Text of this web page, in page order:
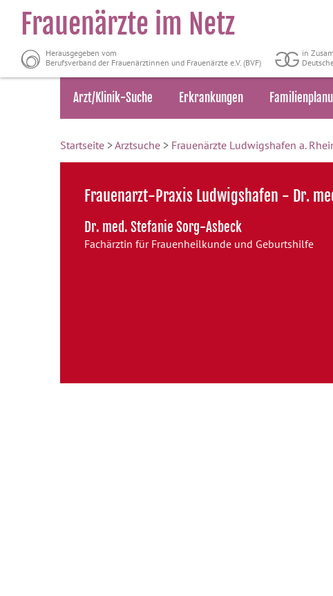
Frauenärzte im Netz
Herausgegeben vom
Berufsverband der Frauenärztinnen und Frauenärzte e.V. (BVF)
in
Arzt/Klinik-Suche Erkrankungen
Startseite >Arztsuche > Frauenärzte Ludwigshafen a.
Frauenarzt-Praxis Ludwigshafen - Dr.
Dr. med. Stefanie Sorg-Asbeck
Fachärztin für Frauenheilkunde und Geburtshilfe